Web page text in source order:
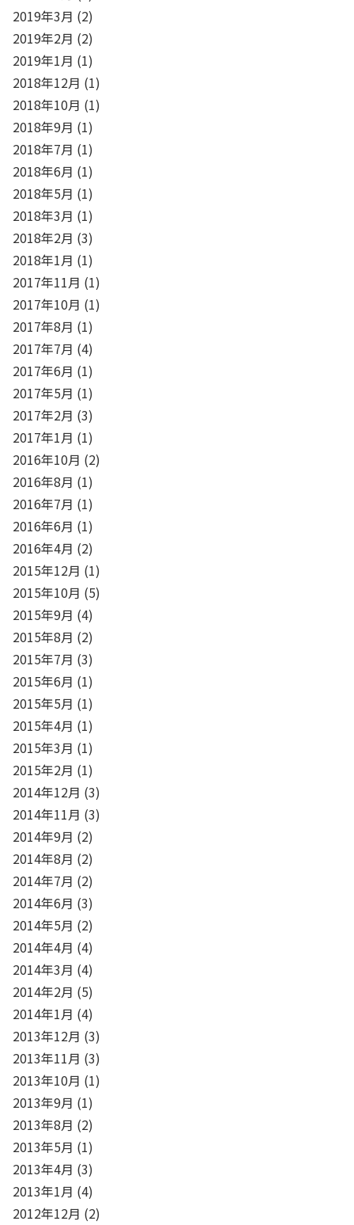
2019年3月 (2)
2019年2月 (2)
2019年1月 (1)
2018年12月 (1)
2018年10月 (1)
2018年9月 (1)
2018年7月 (1)
2018年6月 (1)
2018年5月 (1)
2018年3月 (1)
2018年2月 (3)
2018年1月 (1)
2017年11月 (1)
2017年10月 (1)
2017年8月 (1)
2017年7月 (4)
2017年6月 (1)
2017年5月 (1)
2017年2月 (3)
2017年1月 (1)
2016年10月 (2)
2016年8月 (1)
2016年7月 (1)
2016年6月 (1)
2016年4月 (2)
2015年12月 (1)
2015年10月 (5)
2015年9月 (4)
2015年8月 (2)
2015年7月 (3)
2015年6月 (1)
2015年5月 (1)
2015年4月 (1)
2015年3月 (1)
2015年2月 (1)
2014年12月 (3)
2014年11月 (3)
2014年9月 (2)
2014年8月 (2)
2014年7月 (2)
2014年6月 (3)
2014年5月 (2)
2014年4月 (4)
2014年3月 (4)
2014年2月 (5)
2014年1月 (4)
2013年12月 (3)
2013年11月 (3)
2013年10月 (1)
2013年9月 (1)
2013年8月 (2)
2013年5月 (1)
2013年4月 (3)
2013年1月 (4)
2012年12月 (2)